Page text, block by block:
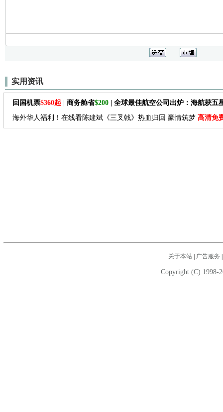
实用资讯
回国机票$360起 | 商务舱省$200 | 全球最佳航空公司出炉：海航获五
海外华人福利！在线看陈建斌《三叉戟》热血归回 豪情筑梦 高清免
关于本站| 广告服务
Copyright (C) 1998-